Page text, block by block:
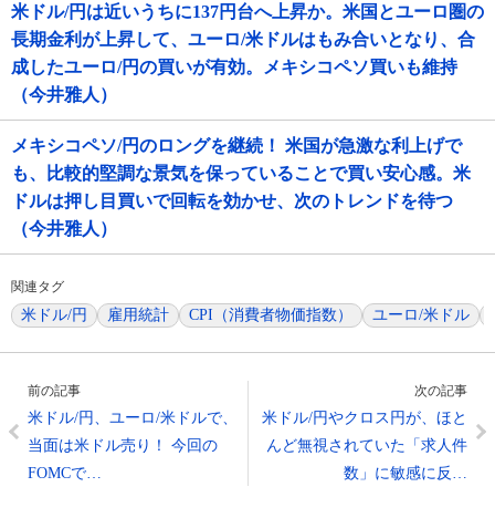
米ドル/円は近いうちに137円台へ上昇か。米国とユーロ圏の
長期金利が上昇して、ユーロ/米ドルはもみ合いとなり、合
成したユーロ/円の買いが有効。メキシコペソ買いも維持
（今井雅人）
メキシコペソ/円のロングを継続！ 米国が急激な利上げで
も、比較的堅調な景気を保っていることで買い安心感。米
ドルは押し目買いで回転を効かせ、次のトレンドを待つ
（今井雅人）
関連タグ
米ドル/円 雇用統計 CPI（消費者物価指数） ユーロ/米ドル
前の記事
米ドル/円、ユーロ/米ドルで、
当面は米ドル売り！ 今回の
FOMCで…
次の記事
米ドル/円やクロス円が、ほと
んど無視されていた「求人件
数」に敏感に反…